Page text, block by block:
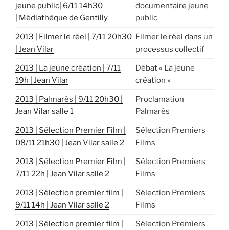
jeune public| 6/11 14h30
| Médiathèque de Gentilly
documentaire jeune
public
2013 | Filmer le réel | 7/11 20h30
| Jean Vilar
Filmer le réel dans un
processus collectif
2013 | La jeune création | 7/11
19h | Jean Vilar
Débat « La jeune
création »
2013 | Palmarès | 9/11 20h30 |
Jean Vilar salle 1
Proclamation
Palmarès
2013 | Sélection Premier Film |
08/11 21h30 | Jean Vilar salle 2
Sélection Premiers
Films
2013 | Sélection Premier Film |
7/11 22h | Jean Vilar salle 2
Sélection Premiers
Films
2013 | Sélection premier film |
9/11 14h | Jean Vilar salle 2
Sélection Premiers
Films
2013 | Sélection premier film |
Sélection Premiers